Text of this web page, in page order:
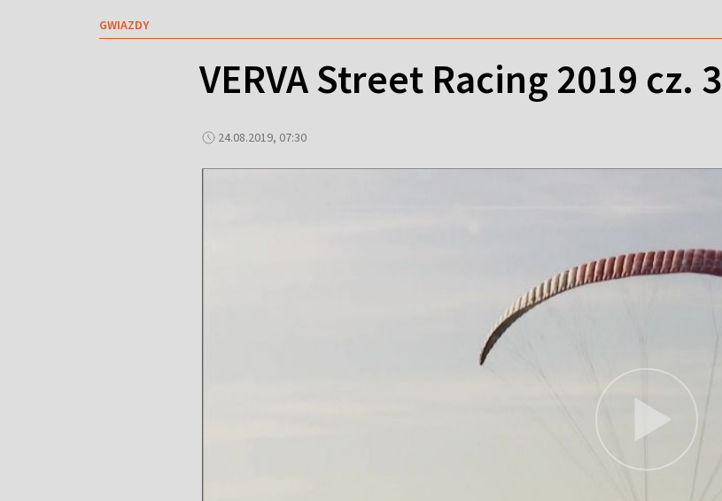
GWIAZDY
VERVA Street Racing 2019 cz. 3
24.08.2019, 07:30